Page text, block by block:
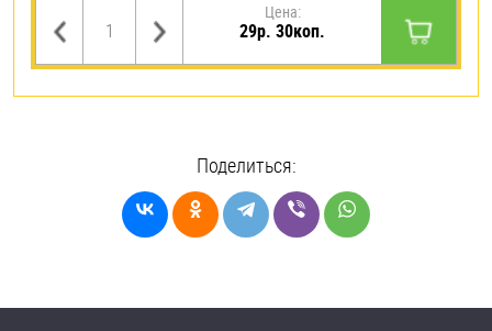
Цена:
29р. 30коп.
Поделиться: